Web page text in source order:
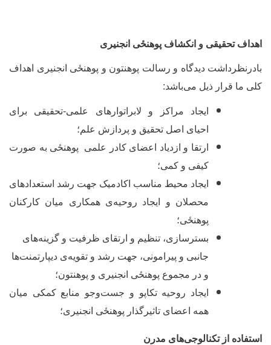
تحقیقی و انکشاف پوهنځی انجنیری
دیدگاه و رسالت پوهنتون و پوهنځی انجنیری اهداف
ما قرار ذیل میباشد:
ایجاد مراکز و لابراتوارهای علمی-تحقیقی برای
احیای اصل تحقیق و پردازش علم؛
ارتقا و ازدیاد اعضای کادر علمی پوهنځی به صورت
کیفی و کمی؛
ایجاد محیط مناسب اکادمیک جهت رشد استعدادهای
محصلان و ایجاد روحیهی همکاری میان کارکنان
پوهنځی؛
بسترسازی، تنظیم و ارتقای ظرفیت و گزینه‌های
جانبی و پیرامونی، جهت رشد و تقویهی دیپارتمنت‌ها
و در مجموع پوهنځی انجنیری و پوهنتون؛
ایجاد روحیه تکاپو و جست‌وجو منابع کمکی میان
همه اعضای تاثیرگذار پوهنځی انجنیری؛
از تکنالوجیهای مدرن